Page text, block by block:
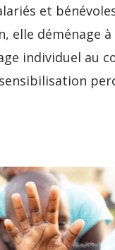
et
elle déménage à
individuel au